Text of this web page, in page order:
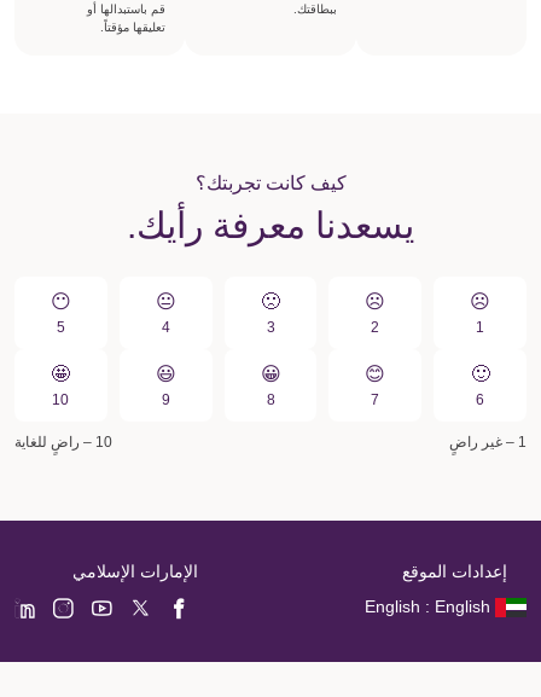
ببطاقتك.
قم باستبدالها أو
تعليقها مؤقتاً.
كيف كانت تجربتك؟
يسعدنا معرفة رأيك.
☹️
1
☹️
2
🙁️
3
😐
4
😶
5
🙂
6
😊
7
😀️
8
😃
9
🤩
10
1 – غير راضٍ 10 – راضٍ للغاية
إعدادات الموقع
English : English
الإمارات الإسلامي